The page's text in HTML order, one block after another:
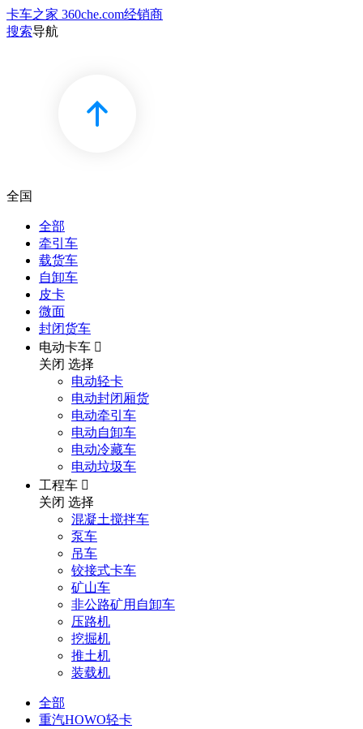
卡车之家 360che.com经销商
搜索导航
全国
全部
牵引车
载货车
自卸车
皮卡
微面
封闭货车
电动卡车 
关闭 选择
电动轻卡
电动封闭厢货
电动牵引车
电动自卸车
电动冷藏车
电动垃圾车
工程车 
关闭 选择
混凝土搅拌车
泵车
吊车
铰接式卡车
矿山车
非公路矿用自卸车
压路机
挖掘机
推土机
装载机
全部
重汽HOWO轻卡